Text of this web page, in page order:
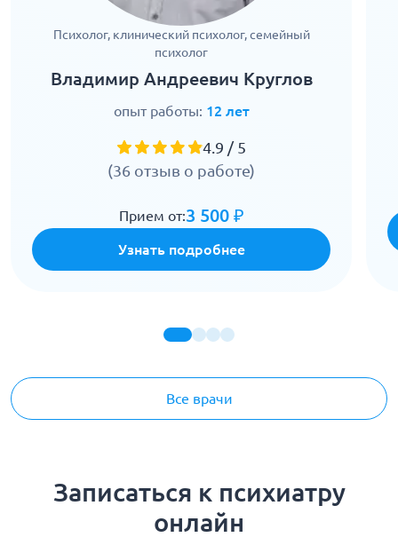
Все врачи
Психолог, клинический психолог, семейный
психолог
Владимир Андреевич Круглов
опыт работы: 12 лет
4.9 / 5
(36 отзыв о работе)
Прием от:3 500 ₽
Узнать подробнее
Записаться к психиатру
онлайн